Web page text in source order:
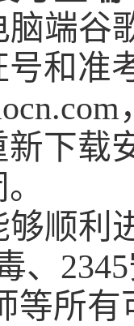
脑端谷
和准
下载
够顺利
、
等所